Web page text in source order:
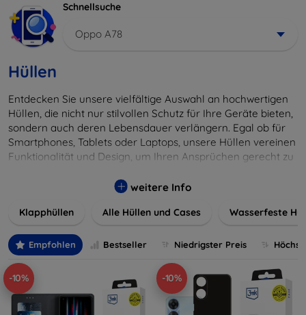
Schnellsuche
Oppo A78
Hüllen
Entdecken Sie unsere vielfältige Auswahl an hochwertigen
Hüllen, die nicht nur stilvollen Schutz für Ihre Geräte bieten,
sondern auch deren Lebensdauer verlängern. Egal ob für
Smartphones, Tablets oder Laptops, unsere Hüllen vereinen
Funktionalität und Design, um Ihren Ansprüchen gerecht zu
Farben, um Ihren persönlichen Stil perfekt zu
weitere Info
Klapphüllen Alle Hüllen und Cases Wasserfeste
Empfohlen Bestseller Niedrigster Preis
-10% -10%